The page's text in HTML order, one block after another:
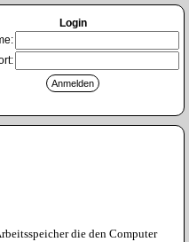
Login
die den Computer